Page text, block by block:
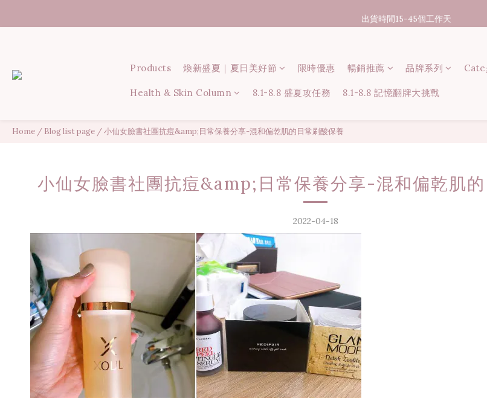
07/31-08/08 煥新盛夏 | 夏日美好節
出貨時間15-45個工作天
07/31-08/08 煥新盛夏 | 夏日美好節
Products 煥新盛夏｜夏日美好節 限時優惠 暢銷推薦 品牌系列
Health & Skin Column 8.1-8.8 盛夏攻任務 8.1-8.8 記憶翻牌大挑戰
Home / Blog list page /小仙女臉書社團抗痘&amp;日常保養分享-混和偏乾肌的日常刷酸保養
小仙女臉書社團抗痘&amp;日常保養分享-混和偏乾肌
2022-04-18